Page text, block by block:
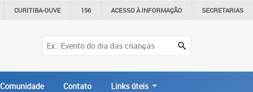
CURITIBA-OUVE 156 ACESSO ÀINFORMAÇÃO SECRETARIAS
Comunidade Contato Links úteis